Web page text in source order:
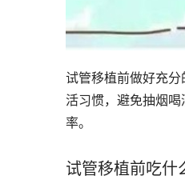
试管移植前做好充
活习惯，避免抽烟
率。
试管移植前吃什